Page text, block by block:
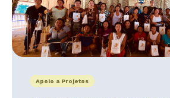
Apoio a Projetos